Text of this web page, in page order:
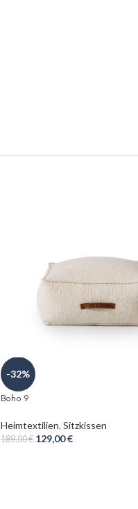
-32%
Boho 9
Heimtextilien, Sitzkissen
189,00€ 129,00€